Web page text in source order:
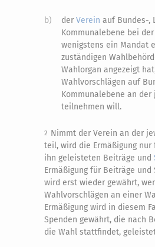
b) derVerein auf Bundes-,
Kommunalebene bei
wenigstens ein Mandat
zuständigen
Wahlorgan angezeigt
Wahlvorschlägen auf
Kommunalebene an
teilnehmen will.
2 Nimmt der Verein an der
teil, wird die Ermäßigung
ihn geleisteten Beiträge und
Ermäßigung für Beiträge und
wird erst wieder gewährt,
Wahlvorschlägen an einer
Ermäßigung wird in diesem
Spenden gewährt, die nach
die Wahl stattfindet,